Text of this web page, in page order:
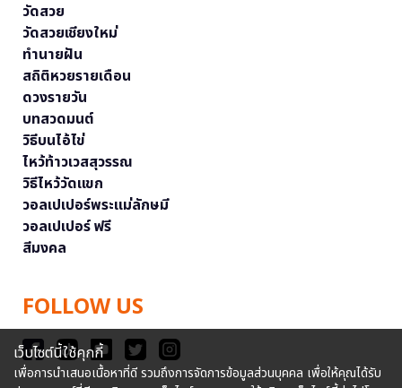
วัดสวย
วัดสวยเชียงใหม่
ทำนายฝัน
สถิติหวยรายเดือน
ดวงรายวัน
บทสวดมนต์
วิธีบนไอ้ไข่
ไหว้ท้าวเวสสุวรรณ
วิธีไหว้วัดแขก
วอลเปเปอร์พระแม่ลักษมี
วอลเปเปอร์ ฟรี
สีมงคล
FOLLOW US
เว็บไซต์นี้ใช้คุกกี้
เพื่อการนำเสนอเนื้อหาที่ดี รวมถึงการจัดการข้อมูลส่วนบุคคล เพื่อให้คุณได้รับ